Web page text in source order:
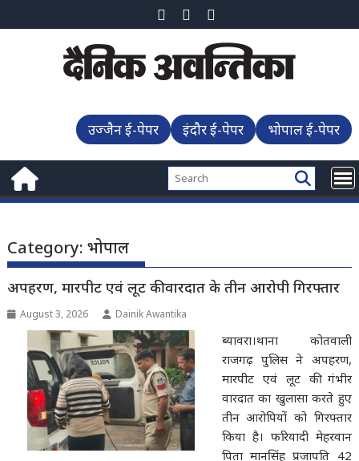
to
उज्जैन ई-पेपर इंदौर ई-पेपर भोपाल ई-पेपर
Category:भोपाल
अपहरण, मारपीट एवं लूट की वारदात के तीन आरोपी गिरफ्तार
August 3, 2026 Dainik Awantika
ब्यावरा।थाना कोतवाली
राजगढ़ पुलिस ने अपहरण,
मारपीट एवं लूट की गंभीर
वारदात का खुलासा करते हुए
तीन आरोपियों को गिरफ्तार
किया है। फरियादी मेहरवान
पिता मानसिंह प्रजापति 42